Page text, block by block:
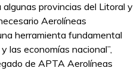
provincias del Litoral y
Aerolíneas
herramienta fundamental
las economías nacional”,
de APTA Aerolíneas